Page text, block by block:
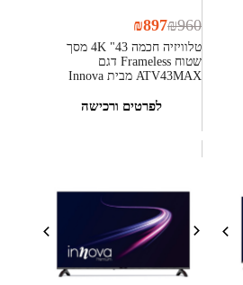
טלוויזיה חכמה 43" 4K מסך
שטוח Frameless דגם
ATV43MAX מבית Innova
₪960
₪897
לפרטים ורכישה